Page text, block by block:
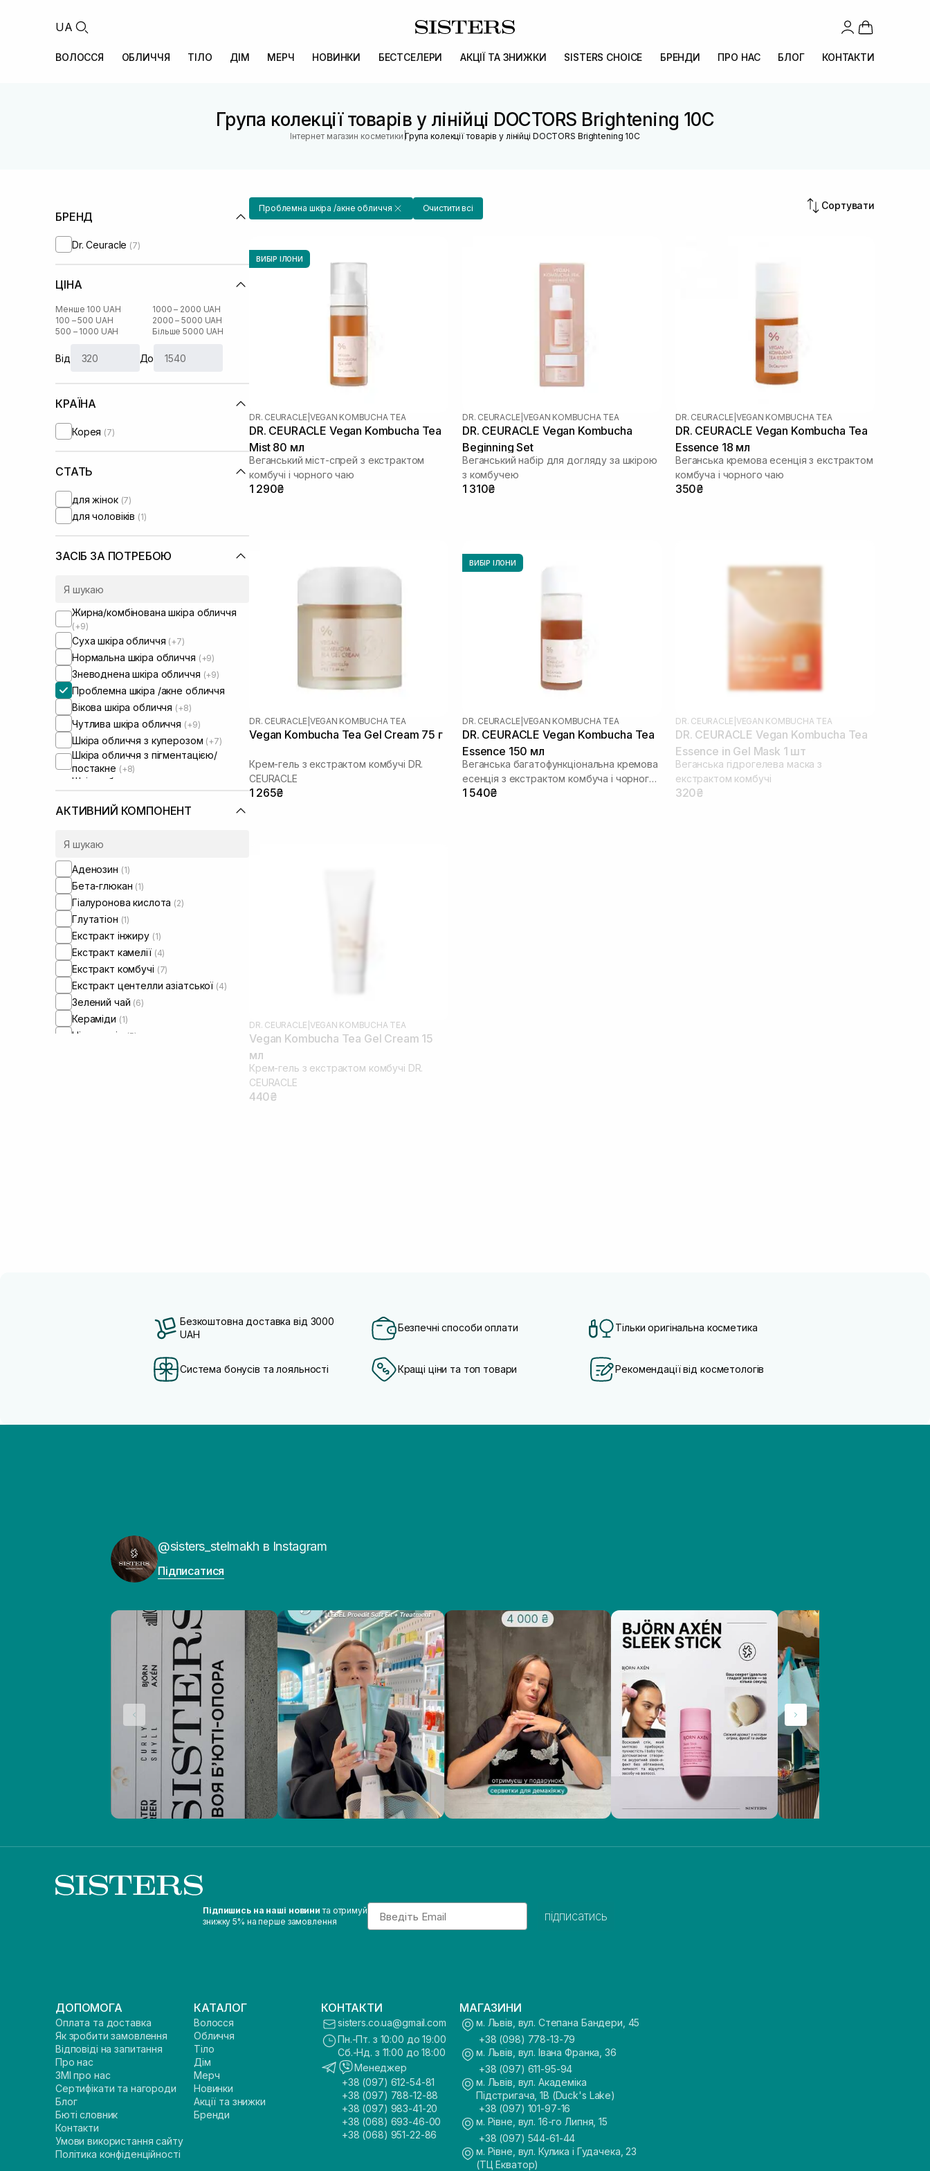
UA
ВОЛОССЯ ОБЛИЧЧЯ ТІЛО ДІМ МЕРЧ НОВИНКИ БЕСТСЕЛЕРИ АКЦІЇ ТА ЗНИЖКИ SISTERS CHOICE БРЕНДИ ПРО НАС БЛОГ КОНТАКТИ
Група колекції товарів у лінійці DOCTORS Brightening 10C
Інтернет магазин косметики |Група колекції товарів у лінійці DOCTORS Brightening 10C
БРЕНД
Dr. Ceuracle (7)
ЦІНА
Менше 100 UAH
100 – 500 UAH
500 – 1000 UAH
1000 – 2000 UAH
2000 – 5000 UAH
Більше 5000 UAH
Від До
КРАЇНА
Корея (7)
СТАТЬ
для жінок (7)
для чоловіків (1)
ЗАСІБ ЗА ПОТРЕБОЮ
Жирна/комбінована шкіра обличчя
(+9)
Суха шкіра обличчя (+7)
Нормальна шкіра обличчя (+9)
Зневоднена шкіра обличчя (+9)
Проблемна шкіра /акне обличчя
Вікова шкіра обличчя (+8)
Чутлива шкіра обличчя (+9)
Шкіра обличчя з куперозом (+7)
Шкіра обличчя з пігментацією/
постакне (+8)
Шкіра обличчя з розширеними
порами
Шкіра обличчя з порушеним
мікробіомом
АКТИВНИЙ КОМПОНЕНТ
Аденозин (1)
Бета-глюкан (1)
Гіалуронова кислота (2)
Глутатіон (1)
Екстракт інжиру (1)
Екстракт камелії (4)
Екстракт комбучі (7)
Екстракт центелли азіатської (4)
Зелений чай (6)
Кераміди (1)
Ніацинамід (5)
Проблемна шкіра /акне обличчя Очистити всі Сортувати
ВИБІР ІЛОНИ
DR. CEURACLE VEGAN KOMBUCHA TEA
DR. CEURACLE Vegan Kombucha Tea
Mist 80 мл
Веганський міст-спрей з екстрактом
комбучі і чорного чаю
1 290₴
DR. CEURACLE VEGAN KOMBUCHA TEA
DR. CEURACLE Vegan Kombucha
Beginning Set
Веганський набір для догляду за шкірою
з комбучею
1 310₴
DR. CEURACLE VEGAN KOMBUCHA TEA
DR. CEURACLE Vegan Kombucha Tea
Essence 18 мл
Веганська кремова есенція з екстрактом
комбуча і чорного чаю
350₴
DR. CEURACLE VEGAN KOMBUCHA TEA
Vegan Kombucha Tea Gel Cream 75 г
Крем-гель з екстрактом комбучі DR.
СEURACLE
1 265₴
ВИБІР ІЛОНИ
DR. CEURACLE VEGAN KOMBUCHA TEA
DR. CEURACLE Vegan Kombucha Tea
Essence 150 мл
Веганська багатофункціональна кремова
есенція з екстрактом комбуча і чорного
чаю
1 540₴
DR. CEURACLE VEGAN KOMBUCHA TEA
DR. CEURACLE Vegan Kombucha Tea
Essence in Gel Mask 1 шт
Веганська гідрогелева маска з
екстрактом комбучі
320₴
DR. CEURACLE VEGAN KOMBUCHA TEA
Vegan Kombucha Tea Gel Cream 15
мл
Крем-гель з екстрактом комбучі DR.
СEURACLE
440₴
Безкоштовна доставка від 3000
UAH
Безпечні способи оплати Тільки оригінальна косметика
Система бонусів та лояльності Кращі ціни та топ товари Рекомендації від косметологів
@sisters_stelmakh в Instagram
Підписатися
Підпишись на наші новини та отримуй
знижку 5% на перше замовлення
Email
підписатись
ДОПОМОГА
Оплата та доставка
Як зробити замовлення
Відповіді на запитання
Про нас
ЗМІ про нас
Сертифікати та нагороди
Блог
Бюті словник
Контакти
Умови використання сайту
Політика конфіденційності
КАТАЛОГ
Волосся
Обличчя
Тіло
Дім
Мерч
Новинки
Акції та знижки
Бренди
КОНТАКТИ
sisters.co.ua@gmail.com
Пн.-Пт. з 10:00 до 19:00
Сб.-Нд. з 11:00 до 18:00
Менеджер
+38 (097) 612-54-81
+38 (097) 788-12-88
+38 (097) 983-41-20
+38 (068) 693-46-00
+38 (068) 951-22-86
МАГАЗИНИ
м. Львів, вул. Степана Бандери, 45
+38 (098) 778-13-79
м. Львів, вул. Івана Франка, 36
+38 (097) 611-95-94
м. Львів, вул. Академіка
Підстригача, 1В (Duck's Lake)
+38 (097) 101-97-16
м. Рівне, вул. 16-го Липня, 15
+38 (097) 544-61-44
м. Рівне, вул. Кулика і Гудачека, 23
(ТЦ Екватор)